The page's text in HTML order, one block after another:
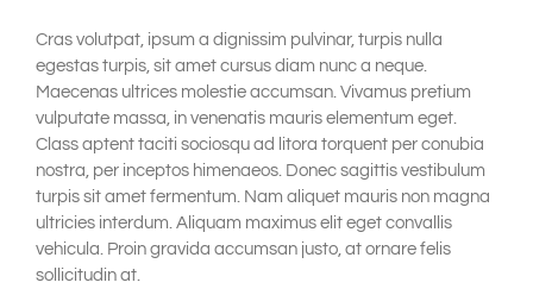
Cras volutpat, ipsum a dignissim pulvinar, turpis nulla
egestas turpis, sit amet cursus diam nunc a neque.
Maecenas ultrices molestie accumsan. Vivamus pretium
vulputate massa, in venenatis mauris elementum eget.
Class aptent taciti sociosqu ad litora torquent per conubia
nostra, per inceptos himenaeos. Donec sagittis vestibulum
turpis sit amet fermentum. Nam aliquet mauris non magna
ultricies interdum. Aliquam maximus elit eget convallis
vehicula. Proin gravida accumsan justo, at ornare felis
sollicitudin at.